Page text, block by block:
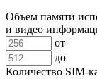
Объем памяти
и видео
от
до
Количество SIM-